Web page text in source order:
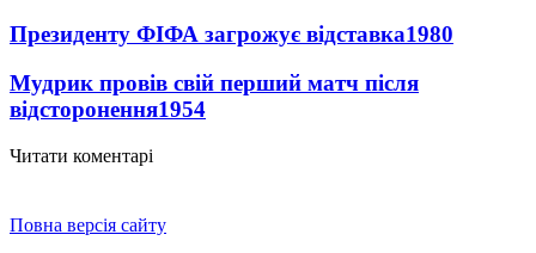
Президенту ФІФА загрожує відставка1980
Мудрик провів свій перший матч після
відсторонення1954
Читати коментарі
Повна версія сайту